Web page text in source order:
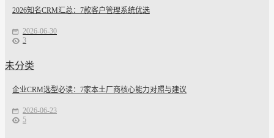
2026知名CRM汇总：7款客户管理系统优选
2026-06-30
3
未分类
企业CRM选型必读：7家本土厂商核心能力对照与建议
2026-06-23
5